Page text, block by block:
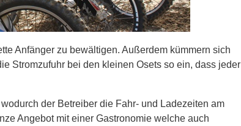
Anfänger zu bewältigen. Außerdem kümmern sich
Stromzufuhr bei den kleinen Osets so ein, dass jeder
der Betreiber die Fahr- und Ladezeiten am
Angebot mit einer Gastronomie welche auch